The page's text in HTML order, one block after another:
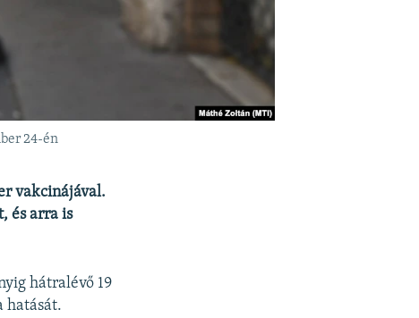
24-én
vakcinájával.
és arra is
hátralévő 19
hatását.